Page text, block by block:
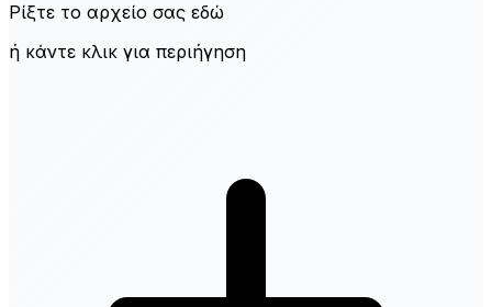
Ρίξτε το αρχείο σας εδώ
ή κάντε κλικ για περιήγηση